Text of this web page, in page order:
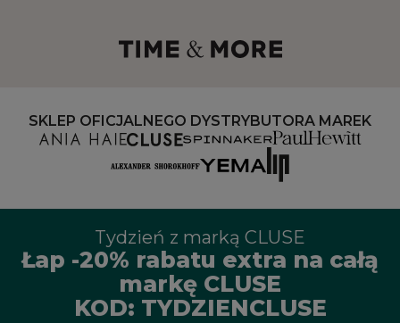
SKLEP OFICJALNEGO DYSTRYBUTORA MAREK
Tydzień z marką CLUSE
Łap -20% rabatu extra na całą
markę CLUSE
KOD: TYDZIENCLUSE